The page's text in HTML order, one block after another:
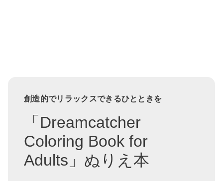
創造的でリラックスできるひとときを
「Dreamcatcher
Coloring Book for
Adults」ぬりえ本